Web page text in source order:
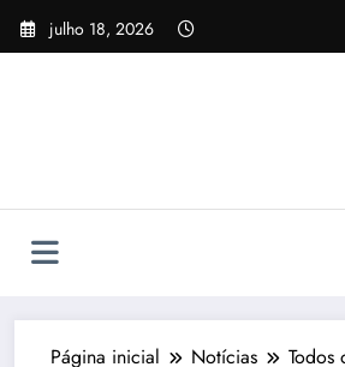
Pular
para
julho 18, 2026
Página inicial Notícias Todos